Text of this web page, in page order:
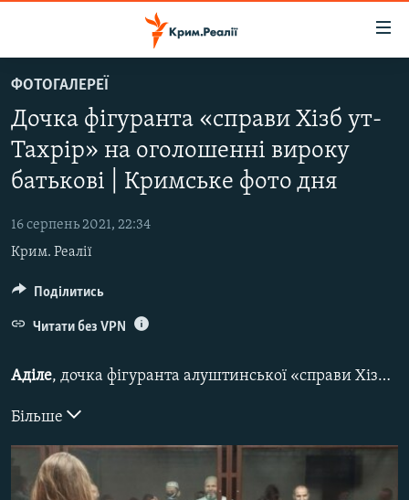
до
основного
матеріалу
Перейти
до
навігації
Перейти
пошуку
ВОДА.КРИМ
ВІДЕО ТА ФОТО
БЛОГИ
ПОГЛЯД
ІНТЕРВ'Ю
ВСЕ ЗА ДЕНЬ
СВІДЧЕННЯ ОКУПАЦІЇ
УКРАЇНСЬКА ПРОБЛЕМА КРИМУ
Русский
Qırımtatar
ФОТОГАЛЕРЕЇ
Дочка фігуранта «справи Хізб ут-
Тахрір» на оголошенні вироку
батькові | Кримське фото дня
16 серпень 2021, 22:34
Крим. Реалії
Аділе, дочка фігуранта алуштинської «справи Хізб ут-Тахрір»
Більше
Поділитись
Читати без VPN